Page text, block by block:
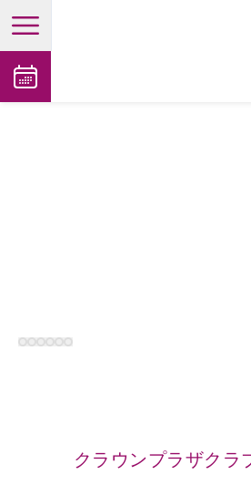
open main menu
クラウンプラザクラ